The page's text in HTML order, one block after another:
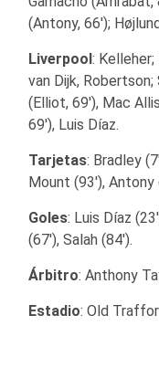
(Antony, 66′);
Liverpool: Kelleher;
van Dijk, Robertson;
(Elliot, 69′), Mac
69′), Luis Díaz.
Tarjetas: Bradley
Mount (93′), Antony
Goles: Luis Díaz
(67′), Salah (84′).
Árbitro: Anthony
Estadio: Old